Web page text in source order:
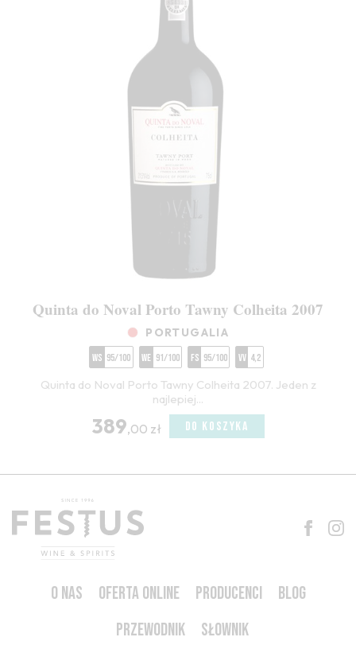
Quinta do Noval Porto Tawny Colheita 2007
PORTUGALIA
WS 95/100 WE 91/100 FS 95/100 VV 4,2
Quinta do Noval Porto Tawny Colheita 2007. Jeden z
najlepiej...
389,00 zł DO KOSZYKA
O NAS OFERTA ONLINE PRODUCENCI
BLOG
PRZEWODNIK
SŁOWNIK